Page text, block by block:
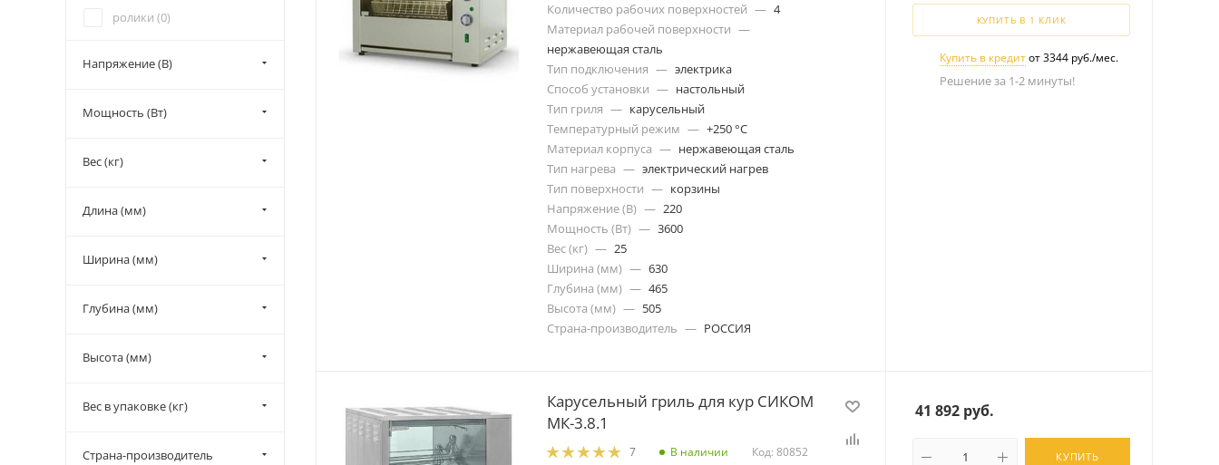
Количество рабочих поверхностей — 4
Материал рабочей поверхности —
нержавеющая сталь
Тип подключения — электрика
Способ установки — настольный
Тип гриля — карусельный
Температурный режим — +250 °C
Материал корпуса — нержавеющая сталь
Тип нагрева — электрический нагрев
Тип поверхности — корзины
Напряжение (В) — 220
Мощность (Вт) — 3600
Вес (кг) — 25
Ширина (мм) — 630
Глубина (мм) — 465
Высота (мм) — 505
Страна-производитель — РОССИЯ
КУПИТЬ В 1 КЛИК
Купить в кредитот 3344 руб./мес.
Решение за 1-2 минуты!
Карусельный гриль для кур СИКОМ
МК-3.8.1
7 В наличии Код: 80852
41 892 руб.
КУПИТЬ
ролики (0)
Напряжение (В)
Мощность (Вт)
Вес (кг)
Длина (мм)
Ширина (мм)
Глубина (мм)
Высота (мм)
Вес в упаковке (кг)
Страна-производитель